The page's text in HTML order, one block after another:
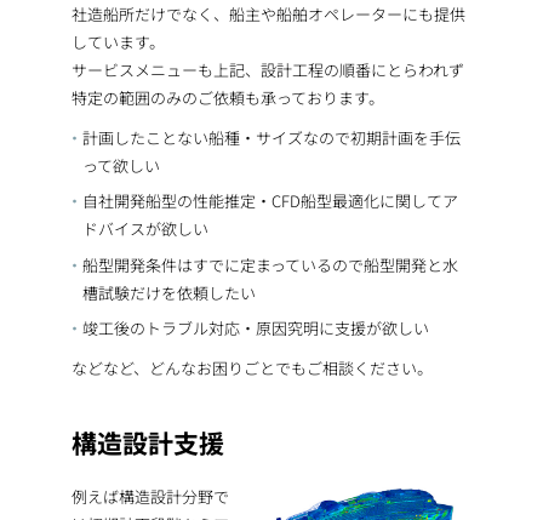
社造船所だけでなく、船主や船舶オペレーターにも提供
しています。
サービスメニューも上記、設計工程の順番にとらわれず
特定の範囲のみのご依頼も承っております。
計画したことない船種・サイズなので初期計画を手伝
って欲しい
自社開発船型の性能推定・CFD船型最適化に関してア
ドバイスが欲しい
船型開発条件はすでに定まっているので船型開発と水
槽試験だけを依頼したい
竣工後のトラブル対応・原因究明に支援が欲しい
などなど、どんなお困りごとでもご相談ください。
構造設計支援
例えば構造設計分野で